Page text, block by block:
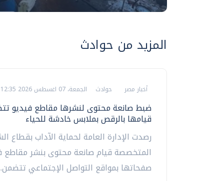
المزيد من حوادث
أخبار مصر حوادث الجمعة، 07 اغسطس 2026 12:35 ص
ضبط صانعة محتوى لنشرها مقاطع فيديو
قيامها بالرقص بملابس خادشة للحياء
رصدت الإدارة العامة لحماية الآداب بقطاع
المتخصصة قيام صانعة محتوى بنشر مقاطع
صفحاتها بمواقع التواصل الإجتماعي